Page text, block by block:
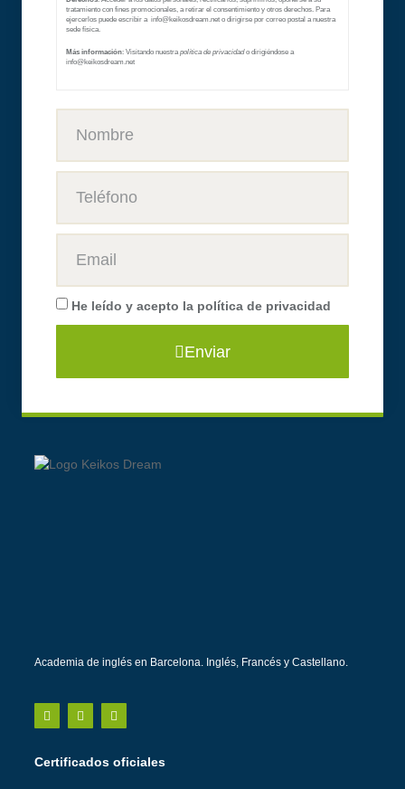
tratamiento con fines promocionales, a retirar el consentimiento y otros derechos. Para
ejercerlos puede escribir a info@keikosdream.net o dirigirse por correo postal a nuestra
sede física.
Más información: Visitando nuestrapolítica de privacidad o dirigiéndose a
info@keikosdream.net
He leído y acepto la política de privacidad
Enviar
Academia de inglés en Barcelona. Inglés, Francés y Castellano.
Certificados oficiales